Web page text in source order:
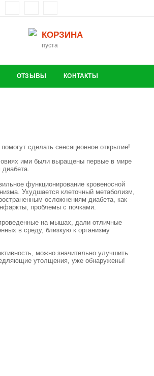
КОРЗИНА
пуста
ОТЗЫВЫ КОНТАКТЫ
ими были выращены первые в мире
функционирование кровеносной
Ухудшается клеточный метаболизм,
осложнениям диабета, как
проблемы с почками.
на мышах, дали отличные
в среду, близкую к организму
можно значительно улучшить
утолщения, уже обнаружены!